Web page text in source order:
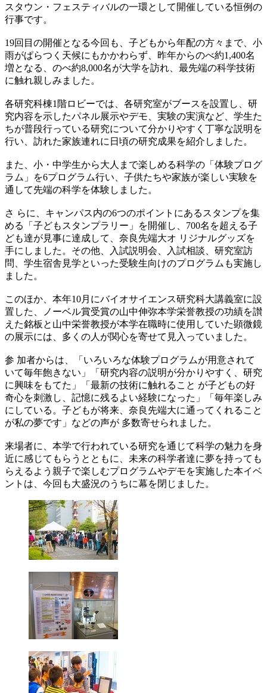
スタウン・フェスティバルの一環として開催している恒例の
行事です。
19回目の開催となる今回も、子どもから年配の方々まで、小
雨がぱらつく天候にもかかわらず、昨年からのべ約1,400名
増となる、のべ約8,000名が大学を訪れ、最先端の科学技術
に触れ親しみました。
各研究科棟1階ロビーでは、各研究室がブースを設置し、研
究内容を示したパネル展示やデモ、実験の実演など、学生た
ちが普段行っている研究について分かりやすく丁寧な説明を
行い、訪れた家族連れに日頃の研究成果を紹介しました。
また、小・中学生から大人まで楽しめる科学の「体験プログ
ラム」を6プログラム行い、子供たちや家族が楽しい実験を
通して先端の科学を体験しました。
さ らに、キャンパス内の6つのポイントにあるスタンプを集
める「子どもスタンプラリー」を開催し、700名を超える子
ども達が見事に達成して、奈良先端大オ リジナルグッズを
手にしました。その他、入試説明会、入試相談、研究室訪
問、学生宿舎見学といった受験生向けのプログラムも実施し
ました。
このほか、本年10月にバイオサイエンス研究科大講義室に設
置した、ノーベル賞受賞の山中伸弥本学栄誉教授の功績を讃
えた銘板と山中栄誉教授が本学在職時に使用していた顕微鏡
の展示には、多くの人が関心を寄せて見入っていました。
参 加者からは、「いろいろな体験プログラムが用意されて
いて毎年飽きない」「研究内容の説明が分かりやすく、研究
に興味をもてた」「最新の技術に触れること が子どもの好
奇心を刺激し、記憶に残るよい経験になった」「毎年楽しみ
にしている。子どもが将来、奈良先端大に通ってくれること
が私の夢です」などの声が 多数寄せられました。
来場者に、本学で行われている研究を通じて科学の魅力を身
近に感じてもらうとともに、未来の科学者達に夢を持っても
らえるよう親子で楽しむプログラムやデモを実施した本イベ
ントは、今回も大盛況のうちに幕を閉じました。